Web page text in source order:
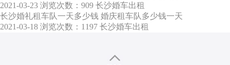
2021-03-23 浏览次数：909 长沙婚车出租
长沙婚礼租车队一天多少钱 婚庆租车队多少钱一天
2021-03-18 浏览次数：1197 长沙婚车出租